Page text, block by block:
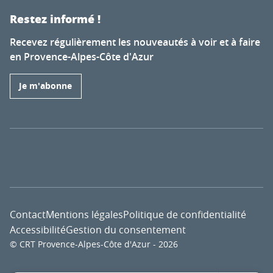
Restez informé !
Recevez régulièrement les nouveautés à voir et à faire
en Provence-Alpes-Côte d'Azur
Je m'abonne
© CRT Provence-Alpes-Côte d'Azur - 2026
ContactMentions légalesPolitique de confidentialité
AccessibilitéGestion du consentement